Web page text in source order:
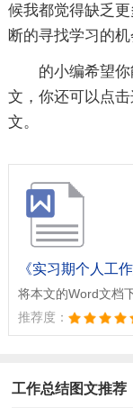
候我都觉得缺乏
断的寻找学习的
的小编希望
文，你还可以点
文。
将本文的Word文档
推荐度：
工作总结图文推荐